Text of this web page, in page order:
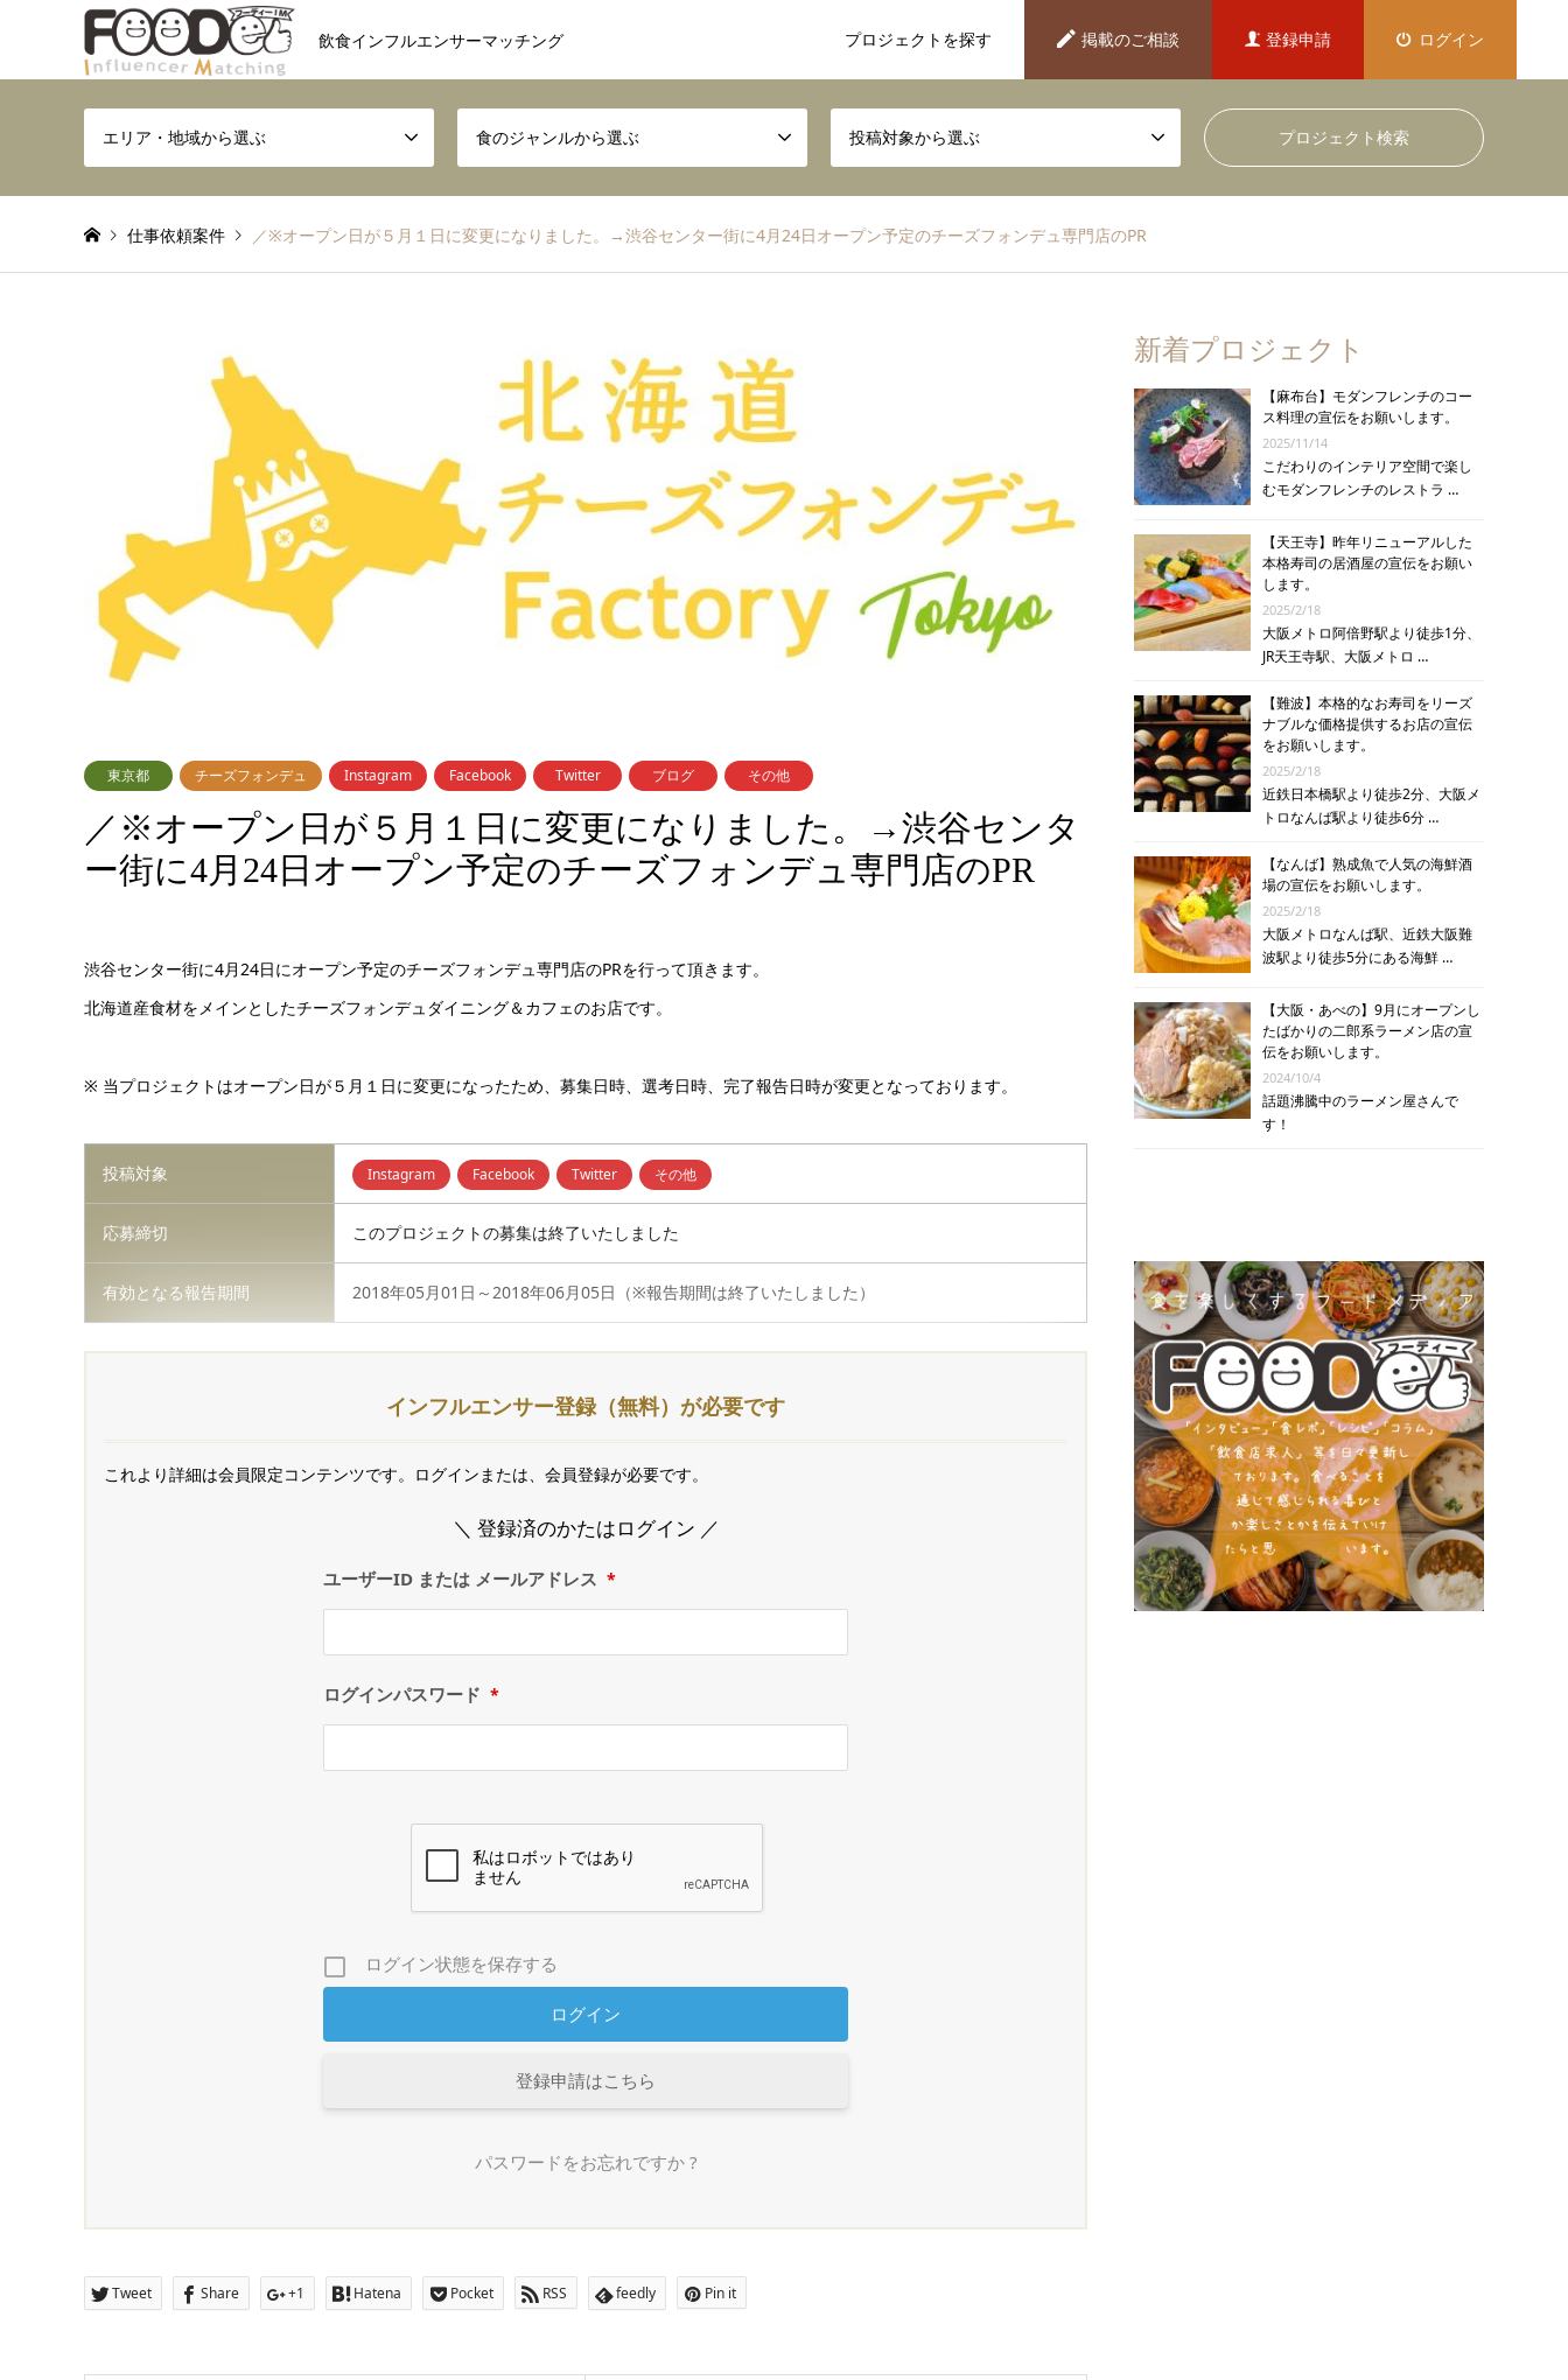
飲食インフルエンサーマッチング プロジェクトを探す 掲載のご相談 登録申請 ログイン
エリア・地域から選ぶ 食のジャンルから選ぶ 投稿対象から選ぶ
仕事依頼案件 ／※オープン日が５月１日に変更になりました。→渋谷センター街に4月24日オープン予定のチーズフォンデュ専門店のPR
東京都 チーズフォンデュ Instagram Facebook Twitter ブログ その他
／※オープン日が５月１日に変更になりました。→渋谷センタ
ー街に4月24日オープン予定のチーズフォンデュ専門店のPR
渋谷センター街に4月24日にオープン予定のチーズフォンデュ専門店のPRを行って頂きます。
北海道産食材をメインとしたチーズフォンデュダイニング＆カフェのお店です。
※ 当プロジェクトはオープン日が５月１日に変更になったため、募集日時、選考日時、完了報告日時が変更となっております。
投稿対象 Instagram Facebook Twitter その他
応募締切 このプロジェクトの募集は終了いたしました
有効となる報告期間 2018年05月01日～2018年06月05日（※報告期間は終了いたしました）
インフルエンサー登録（無料）が必要です
これより詳細は会員限定コンテンツです。ログインまたは、会員登録が必要です。
＼ 登録済のかたはログイン ／
ユーザーID または メールアドレス *
ログインパスワード *
ログイン状態を保存する
登録申請はこちら
パスワードをお忘れですか ?
Tweet Share +1 Hatena Pocket RSS feedly Pin it
新着プロジェクト
【麻布台】モダンフレンチのコー
ス料理の宣伝をお願いします。
2025/11/14
こだわりのインテリア空間で楽し
むモダンフレンチのレストラ …
【天王寺】昨年リニューアルした
本格寿司の居酒屋の宣伝をお願い
します。
2025/2/18
大阪メトロ阿倍野駅より徒歩1分、
JR天王寺駅、大阪メトロ …
【難波】本格的なお寿司をリーズ
ナブルな価格提供するお店の宣伝
をお願いします。
2025/2/18
近鉄日本橋駅より徒歩2分、大阪メ
トロなんば駅より徒歩6分 …
【なんば】熟成魚で人気の海鮮酒
場の宣伝をお願いします。
2025/2/18
大阪メトロなんば駅、近鉄大阪難
波駅より徒歩5分にある海鮮 …
【大阪・あべの】9月にオープンし
たばかりの二郎系ラーメン店の宣
伝をお願いします。
2024/10/4
話題沸騰中のラーメン屋さんで
す！